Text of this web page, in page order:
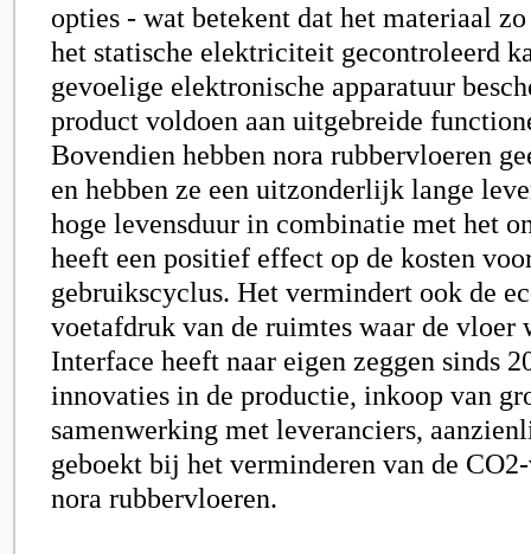
opties - wat betekent dat het materiaal
het statische elektriciteit gecontroleerd
gevoelige elektronische apparatuur
product voldoen aan uitgebreide
Bovendien hebben nora rubbervloeren
en hebben ze een uitzonderlijk lange
hoge levensduur in combinatie met het
heeft een positief effect op de kosten
gebruikscyclus. Het vermindert ook de
voetafdruk van de ruimtes waar de vloer
Interface heeft naar eigen zeggen sinds
innovaties in de productie, inkoop van
samenwerking met leveranciers,
geboekt bij het verminderen van de
nora rubbervloeren.